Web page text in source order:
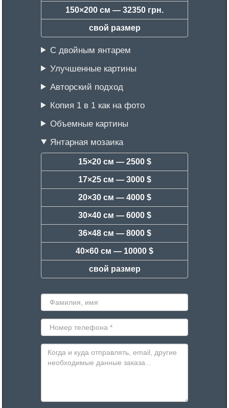
150×200 см — 32350 грн.
свой размер
С двойным янтарем
Улучшенные картины
Авторский подход
Копия 1 в 1 как на фото
Объемные картины
Янтарная мозаика
15×20 см — 2500 $
17×25 см — 3000 $
20×30 см — 4000 $
30×40 см — 6000 $
36×48 см — 8000 $
40×60 см — 10000 $
свой размер